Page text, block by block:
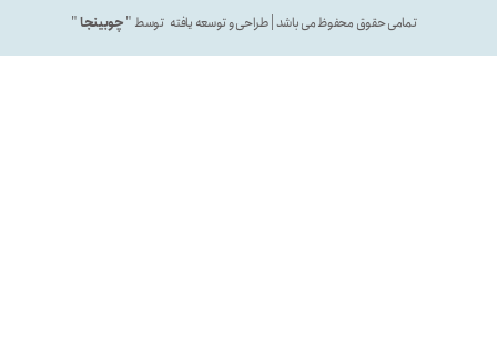
تمامی حقوق محفوظ می باشد | طراحی و توسعه یافته توسط "چوبینجا"